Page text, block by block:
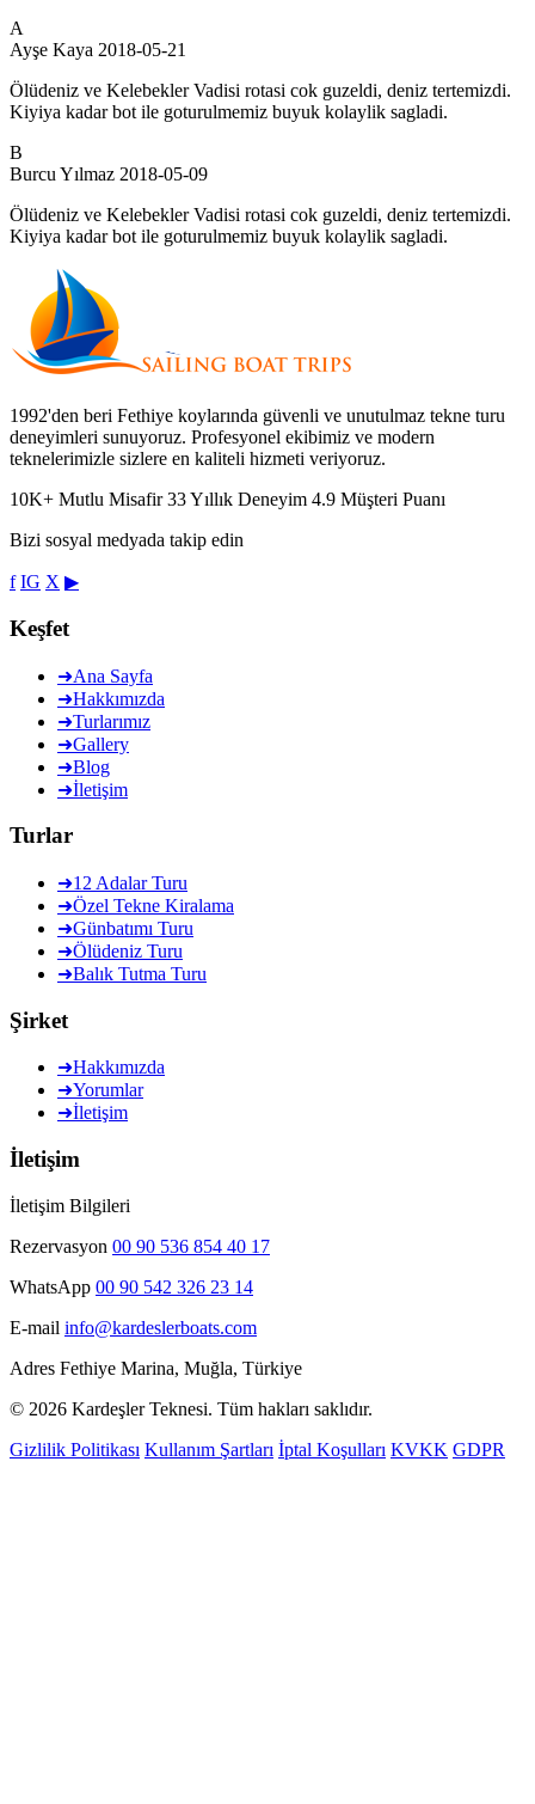
A
Ayşe Kaya 2018-05-21
Ölüdeniz ve Kelebekler Vadisi rotasi cok guzeldi, deniz tertemizdi.
Kiyiya kadar bot ile goturulmemiz buyuk kolaylik sagladi.
B
Burcu Yılmaz 2018-05-09
Ölüdeniz ve Kelebekler Vadisi rotasi cok guzeldi, deniz tertemizdi.
Kiyiya kadar bot ile goturulmemiz buyuk kolaylik sagladi.
1992'den beri Fethiye koylarında güvenli ve unutulmaz tekne turu
deneyimleri sunuyoruz. Profesyonel ekibimiz ve modern
teknelerimizle sizlere en kaliteli hizmeti veriyoruz.
10K+ Mutlu Misafir 33Yıllık Deneyim 4.9 Müşteri Puanı
Bizi sosyal medyada takip edin
f IG X ▶
Keşfet
➜Ana Sayfa
➜Hakkımızda
➜Turlarımız
➜Gallery
➜Blog
➜İletişim
Turlar
➜12 Adalar Turu
➜Özel Tekne Kiralama
➜Günbatımı Turu
➜Ölüdeniz Turu
➜Balık Tutma Turu
Şirket
➜Hakkımızda
➜Yorumlar
➜İletişim
İletişim
İletişim Bilgileri
Rezervasyon 00 90 536 854 40 17
WhatsApp 00 90 542 326 23 14
E-mail info@kardeslerboats.com
Adres Fethiye Marina, Muğla, Türkiye
© 2026 Kardeşler Teknesi. Tüm hakları saklıdır.
Gizlilik Politikası Kullanım Şartları İptal Koşulları KVKK GDPR